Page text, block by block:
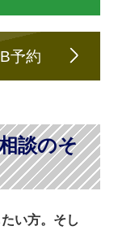
予約
談のそ
い方。そし